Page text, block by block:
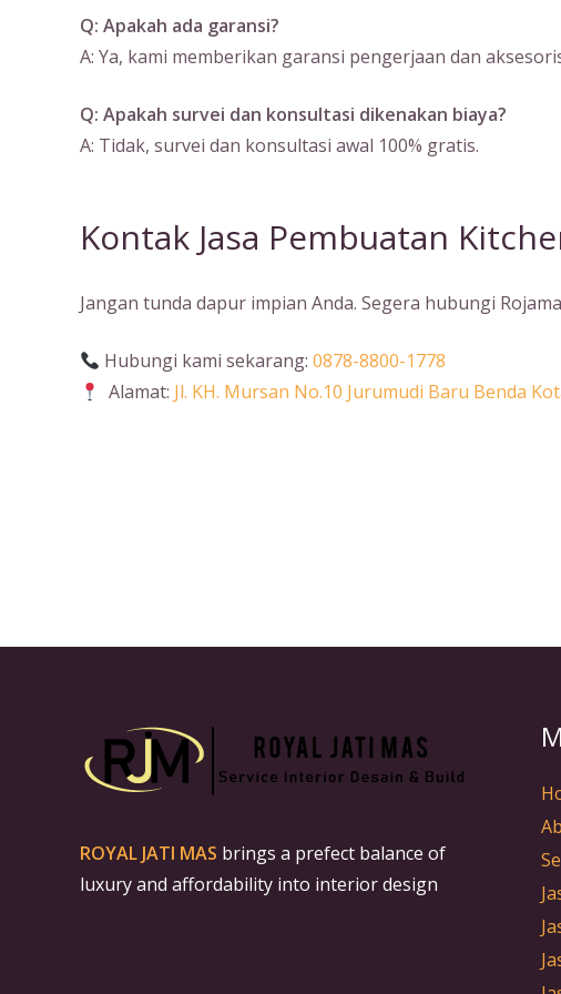
Q: Apakah ada garansi?
A: Ya, kami memberikan garansi pengerjaan dan
Q: Apakah survei dan konsultasi dikenakan biaya?
A: Tidak, survei dan konsultasi awal 100% gratis.
Kontak Jasa Pembuatan
Jangan tunda dapur impian Anda. Segera hubungi
Hubungi kami sekarang:0878-8800-1778
Alamat: Jl. KH. Mursan No.10 Jurumudi Baru Benda
ROYAL JATI MAS brings a prefect balance of
luxury and affordability into interior design